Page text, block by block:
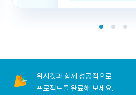
위시켓과 함께 성공적으로
프로젝트를 완료해 보세요.